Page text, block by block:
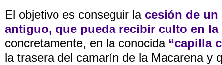
El objetivo es conseguir la cesión de
antiguo, que pueda recibir culto en la
concretamente, en la conocida “capilla
la trasera del camarín de la Macarena y